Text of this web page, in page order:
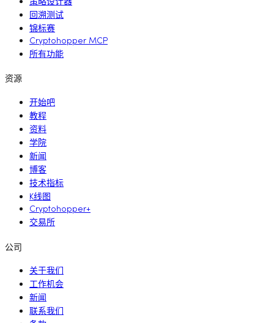
策略设计器
回溯测试
锦标赛
Cryptohopper MCP
所有功能
资源
开始吧
教程
资料
学院
新闻
博客
技术指标
K线图
Cryptohopper+
交易所
公司
关于我们
工作机会
新闻
联系我们